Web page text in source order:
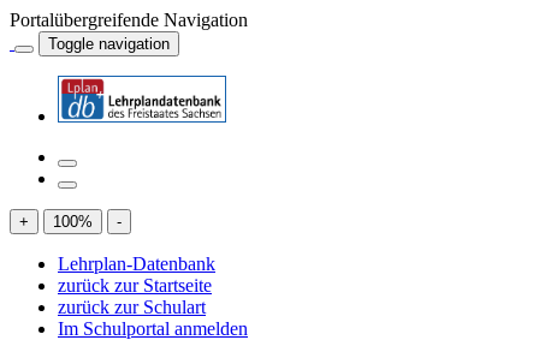
Portalübergreifende Navigation
Toggle navigation
+ 100% -
Lehrplan-Datenbank
zurück zur Startseite
zurück zur Schulart
Im Schulportal anmelden